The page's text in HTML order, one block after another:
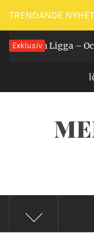
Hoppa
till
innehåll
TRENDANDE
Exklusiv
Man Ligga – Och